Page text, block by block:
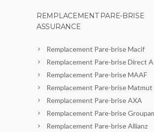
REMPLACEMENT PARE-BRISE
ASSURANCE
Remplacement Pare-brise Macif
Remplacement Pare-brise Direct
Remplacement Pare-brise MAAF
Remplacement Pare-brise Matmut
Remplacement Pare-brise AXA
Remplacement Pare-brise
Remplacement Pare-brise Allianz